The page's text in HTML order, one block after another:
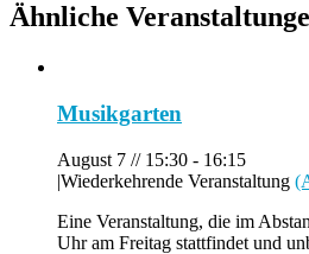
Ähnliche
Musikgarten
August 7 // 15:30 - 16:15
|Wiederkehrende Veranstaltung
Eine Veranstaltung, die im
Uhr am Freitag stattfindet und